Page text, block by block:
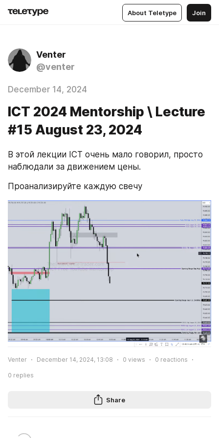
About Teletype Join
Venter
@venter
December 14, 2024
ICT 2024 Mentorship \ Lecture
#15 August 23, 2024
В этой лекции ICT очень мало говорил, просто
наблюдали за движением цены.
Проанализируйте каждую свечу
Venter December 14, 2024, 13:08 0 views 0 reactions
0 replies
Share